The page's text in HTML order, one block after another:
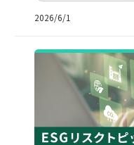
2026/6/1